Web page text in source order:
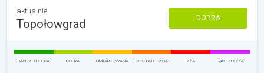
aktualnie
Topołowgrad DOBRA
BARDZO DOBRA DOBRA UMIARKOWANA DOSTATECZNA ZŁA BARDZO ZŁA